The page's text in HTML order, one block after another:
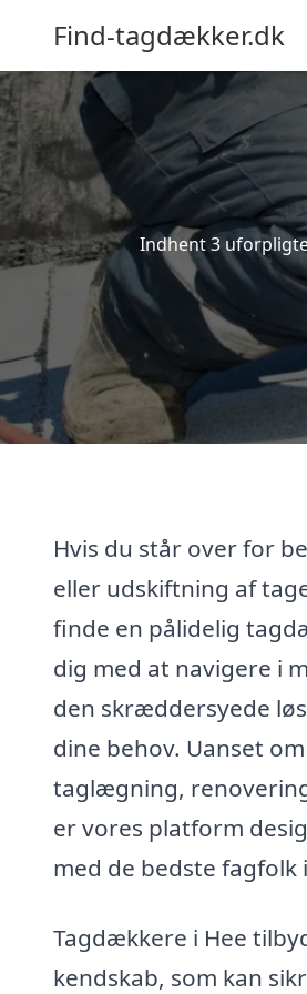
Find-tagdækker.dk
Indhent 3
Hvis du står over for
eller udskiftning af
finde en pålidelig
dig med at navigere i
den skræddersyede
dine behov. Uanset
taglægning,
er vores platform
med de bedste fagfolk
Tagdækkere i Hee
kendskab, som kan